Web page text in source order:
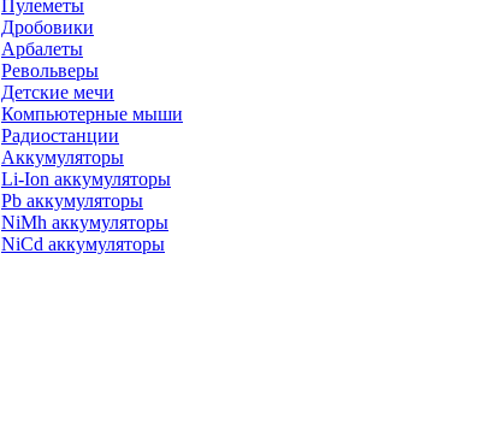
Пулеметы
Дробовики
Арбалеты
Револьверы
Детские мечи
Компьютерные мыши
Радиостанции
Аккумуляторы
Li-Ion аккумуляторы
Pb аккумуляторы
NiMh аккумуляторы
NiCd аккумуляторы